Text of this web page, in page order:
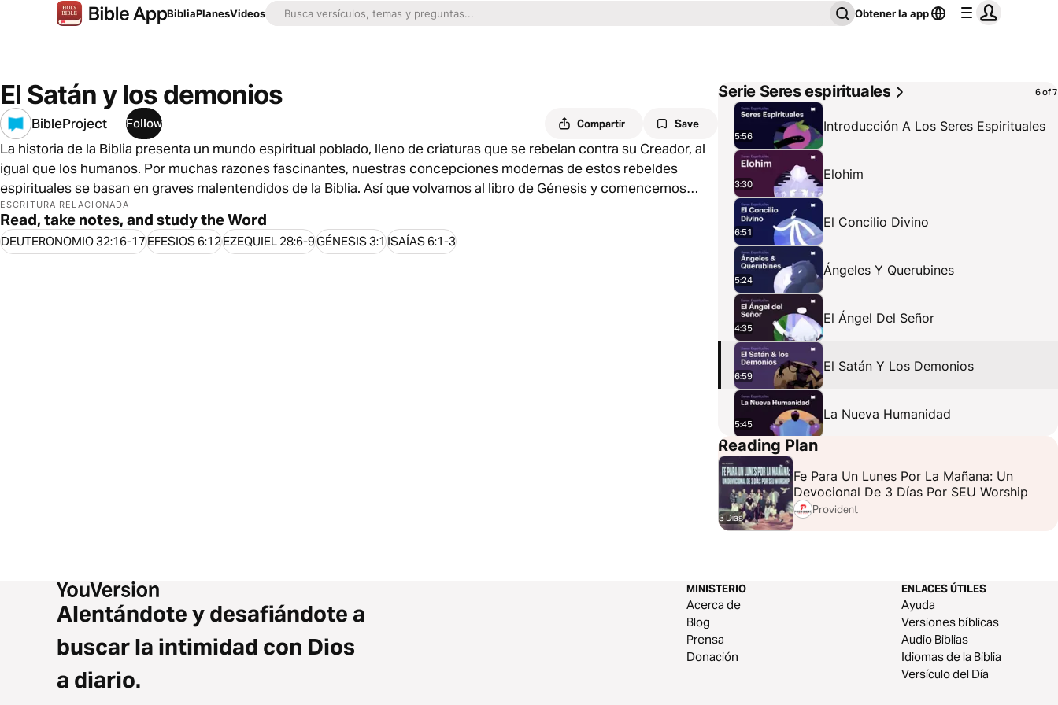
BibliaPlanesVideos Obtener la app
El Satán y los demonios
BibleProject Follow Compartir Save
La historia de la Biblia presenta un mundo espiritual poblado, lleno de criaturas que se rebelan contra su Creador, al
igual que los humanos. Por muchas razones fascinantes, nuestras concepciones modernas de estos rebeldes
espirituales se basan en graves malentendidos de la Biblia. Así que volvamos al libro de Génesis y comencemos
nuevamente mientras aprendemos sobre los poderes del mal espiritual en la historia de la Biblia.
ESCRITURA RELACIONADA
Read, take notes, and study the Word
DEUTERONOMIO 32:16-17EFESIOS 6:12EZEQUIEL 28:6-9GÉNESIS 3:1ISAÍAS 6:1-3
Serie Seres espirituales 6 of 7
5:56
Introducción A Los Seres Espirituales
3:30
Elohim
6:51
El Concilio Divino
5:24
Ángeles Y Querubines
4:35
El Ángel Del Señor
6:59
El Satán Y Los Demonios
5:45
La Nueva Humanidad
Reading Plan
3 Dias
Fe Para Un Lunes Por La Mañana: Un
Devocional De 3 Días Por SEU Worship
Provident
Alentándote y desafiándote a
buscar la intimidad con Dios
a diario.
MINISTERIO
Acerca de
Blog
Prensa
Donación
ENLACES ÚTILES
Ayuda
Versiones bíblicas
Audio Biblias
Idiomas de la Biblia
Versículo del Día